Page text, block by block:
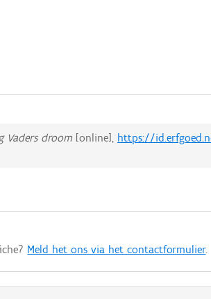
Vaders droom [online], https://
Meld het ons via het contactformulier.